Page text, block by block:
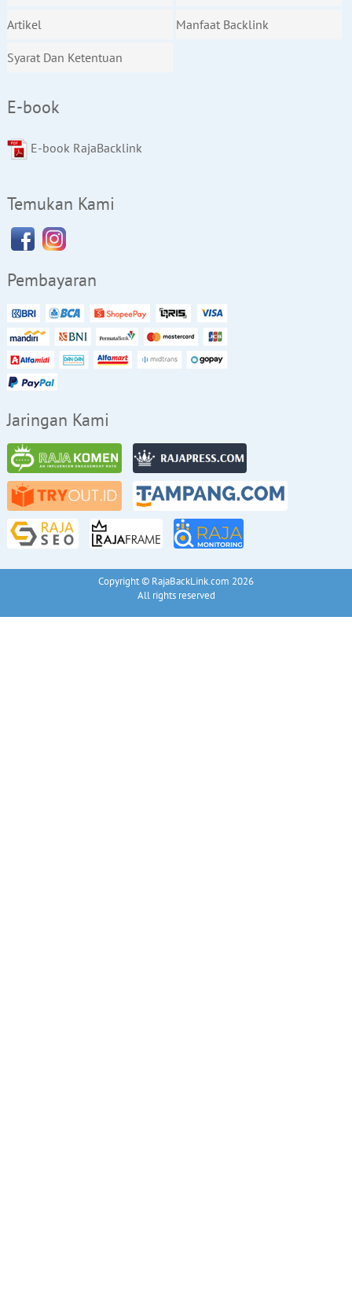
Artikel Manfaat Backlink
Syarat Dan Ketentuan
E-book
E-book RajaBacklink
Temukan Kami
Pembayaran
Jaringan Kami
Copyright © RajaBackLink.com 2026
All rights reserved